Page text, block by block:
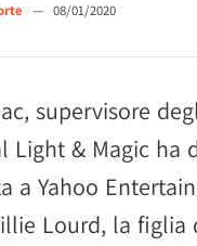
— 08/01/2020
supervisore
Light & Magic ha
a Yahoo
Lourd, la figlia